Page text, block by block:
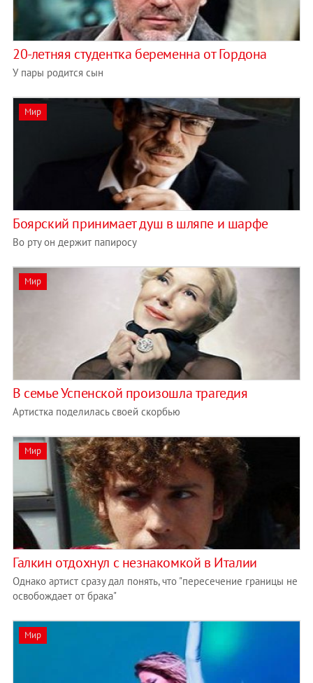
20-летняя студентка беременна от Гордона
У пары родится сын
Мир
Боярский принимает душ в шляпе и шарфе
Во рту он держит папиросу
Мир
В семье Успенской произошла трагедия
Артистка поделилась своей скорбью
Мир
Галкин отдохнул с незнакомкой в Италии
Однако артист сразу дал понять, что "пересечение границы не
освобождает от брака"
Мир